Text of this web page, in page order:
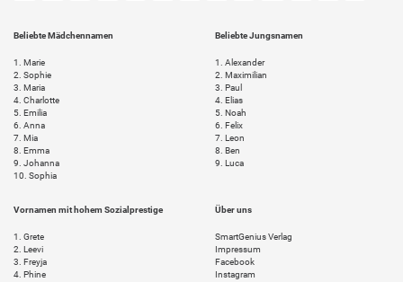
Beliebte Mädchennamen
1.
Marie
2. Sophie
3. Maria
4. Charlotte
5. Emilia
6. Anna
7. Mia
8. Emma
9. Johanna
10. Sophia
Beliebte Jungsnamen
1.
Alexander
2. Maximilian
3. Paul
4. Elias
5. Noah
6. Felix
7. Leon
8. Ben
9. Luca
Vornamen mit hohem Sozialprestige
1.
Grete
2. Leevi
3. Freyja
4. Phine
Über uns
SmartGenius Verlag
Impressum
Facebook
Instagram